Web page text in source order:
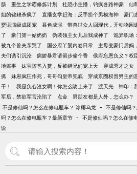
肠
重生之学霸修炼计划 社恐小主播，钓疯各路神豪 仙
姐的锦鲤杀疯了
直播玄学赶海：反手捞个男模海神 豪门
婴语满级成团宠
暮色成溺 带兽世众人回现代，开动物园
了
豪门第一姑奶奶 伪装领主女儿后我成神了 诡异职场
被九个兽夫亲哭了
国公府丫鬟内卷日常 主母变豪门后妈
夫们诱引沉沦
病娇暴君请留步偷个香 侯府忘恩负义？权
地酱事
妹宝随爸入赘，反被继兄们宠上天 穿成秀才之女
抓
妹崽疯狂作死，哥哥勾皇帝兜底 穿成京圈权贵男主的
干！
我是负心渣女啊！你怎么吻上来了 渡天光 神印：
军后，禁欲军官沦陷了
点金 男朋友都是人外，怎么办？
不是修仙吗？怎么在修电瓶车？ 冰椰乌龙 - 不是修仙吗
吗？怎么在修电瓶车？最新章节 - 不是修仙吗？怎么在修
说